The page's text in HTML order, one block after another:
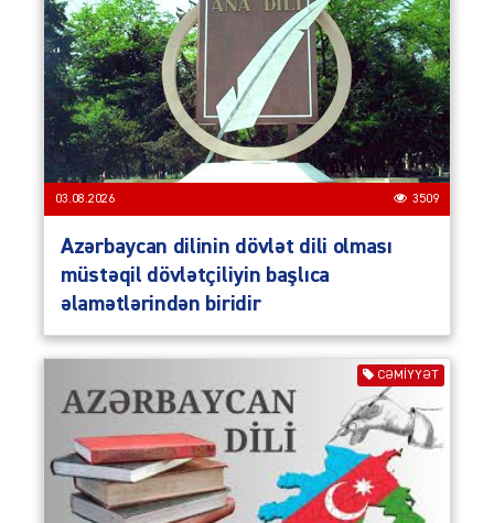
03.08.2026 3509
Azərbaycan dilinin dövlət dili olması
müstəqil dövlətçiliyin başlıca
əlamətlərindən biridir
CƏMIYYƏT